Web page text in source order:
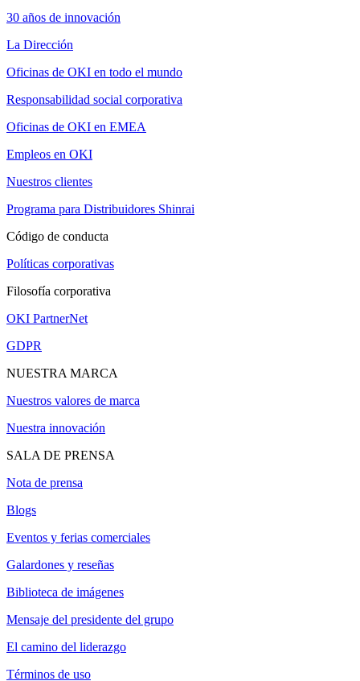
30 años de innovación
La Dirección
Oficinas de OKI en todo el mundo
Responsabilidad social corporativa
Oficinas de OKI en EMEA
Empleos en OKI
Nuestros clientes
Programa para Distribuidores Shinrai
Código de conducta
Políticas corporativas
Filosofía corporativa
OKI PartnerNet
GDPR
NUESTRA MARCA
Nuestros valores de marca
Nuestra innovación
SALA DE PRENSA
Nota de prensa
Blogs
Eventos y ferias comerciales
Galardones y reseñas
Biblioteca de imágenes
Mensaje del presidente del grupo
El camino del liderazgo
Términos de uso